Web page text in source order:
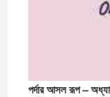
পর্দার আসল রূপ –